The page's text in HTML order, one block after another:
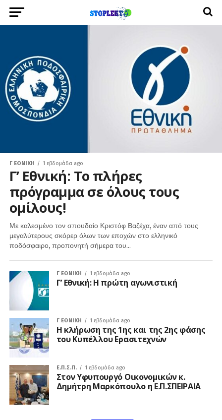
Γ ΕΘΝΙΚΉ 1 εβδομάδα ago
Γ’ Εθνική: Το πλήρες
πρόγραμμα σε όλους τους
ομίλους!
Με καλεσμένο τον σπουδαίο Κριστόφ Βαζέχα, έναν από τους
μεγαλύτερους σκόρερ όλων των εποχών στο ελληνικό
ποδόσφαιρο, προπονητή σήμερα του...
Γ ΕΘΝΙΚΉ 1 εβδομάδα ago
Γ’ Εθνική: Η πρώτη αγωνιστική
Γ ΕΘΝΙΚΉ 1 εβδομάδα ago
Η κλήρωση της 1ης και της 2ης φάσης
του Κυπέλλου Ερασιτεχνών
Ε.Π.Σ.Π. 1 εβδομάδα ago
Στον Υφυπουργό Οικονομικών κ.
Δημήτρη Μαρκόπουλο η Ε.Π.ΣΠΕΙΡΑΙΑ